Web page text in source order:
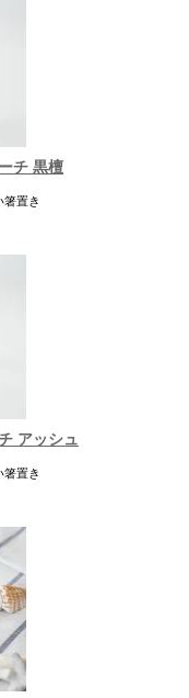
チ 黒檀
箸置き
アッシュ
箸置き